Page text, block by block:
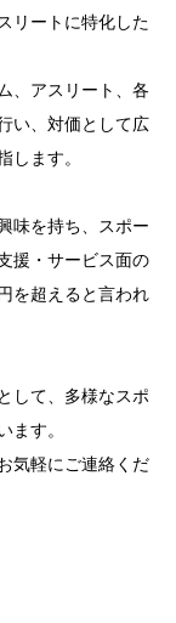
リートに特化した
、アスリート、各
い、対価として広
します。
味を持ち、スポー
援・サービス面の
を超えると言われ
して、多様なスポ
ます。
気軽にご連絡くだ